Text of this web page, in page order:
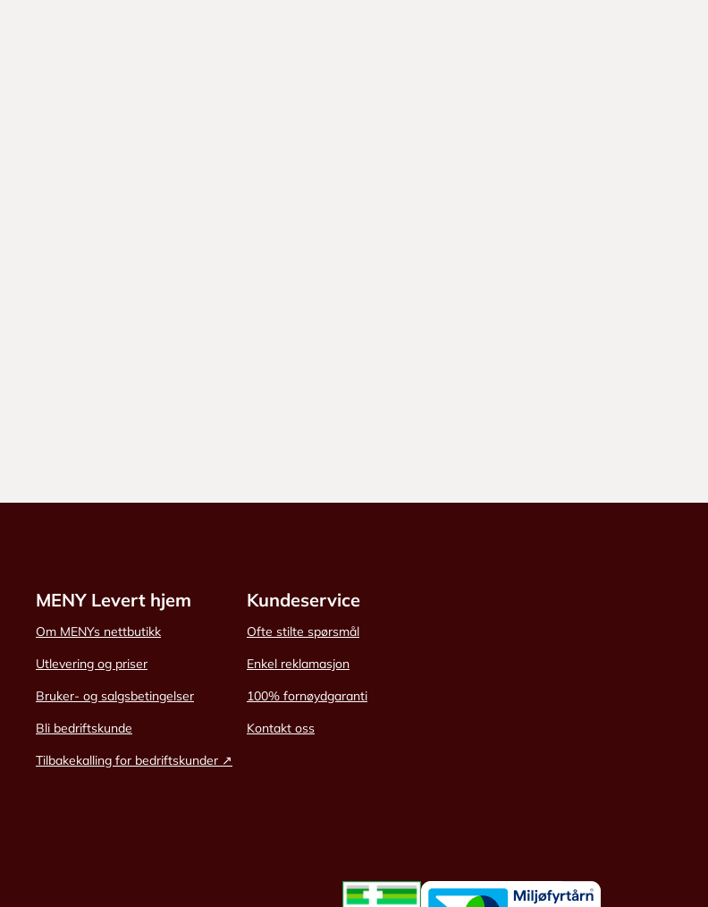
MENY Levert hjem
Om MENYs nettbutikk
Utlevering og priser
Bruker- og salgsbetingelser
Bli bedriftskunde
Tilbakekalling for bedriftskunder ↗
Kundeservice
Ofte stilte spørsmål
Enkel reklamasjon
100% fornøydgaranti
Kontakt oss